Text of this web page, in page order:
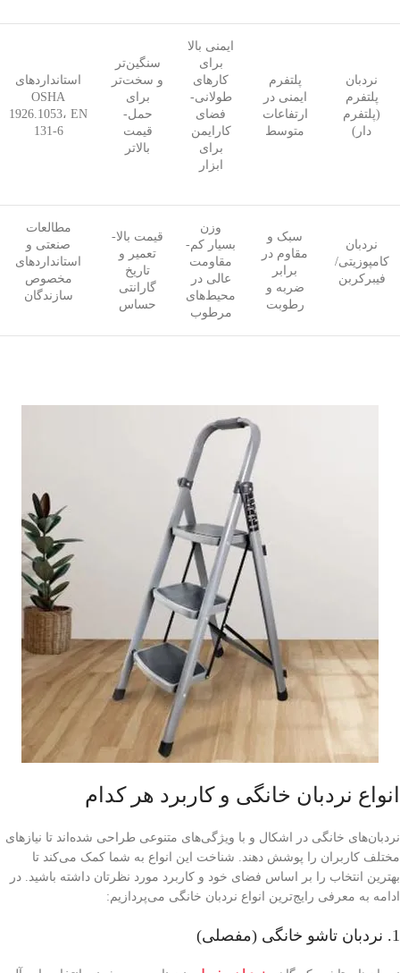
نردبان
پلتفرم
(پلتفرم
دار)
پلتفرم
ایمنی در
ارتفاعات
متوسط
ایمنی بالا
برای
کارهای
طولانی-
فضای
کارایمن
برای
ابزار
سنگین‌تر
و سخت‌تر
برای
حمل-
قیمت
بالاتر
استانداردهای
OSHA
1926.1053، EN
131-6
نردبان
کامپوزیتی/
فیبرکربن
سبک و
مقاوم در
برابر
ضربه و
رطوبت
وزن
بسیار کم-
مقاومت
عالی در
محیط‌های
مرطوب
قیمت بالا-
تعمیر و
تاریخ
گارانتی
حساس
مطالعات
صنعتی و
استانداردهای
مخصوص
سازندگان
انواع نردبان خانگی و کاربرد هر کدام
نردبان‌های خانگی در اشکال و با ویژگی‌های متنوعی طراحی شده‌اند تا نیازهای
مختلف کاربران را پوشش دهند. شناخت این انواع به شما کمک می‌کند تا
بهترین انتخاب را بر اساس فضای خود و کاربرد مورد نظرتان داشته باشید. در
ادامه به معرفی رایج‌ترین انواع نردبان خانگی می‌پردازیم:
1. نردبان تاشو خانگی (مفصلی)